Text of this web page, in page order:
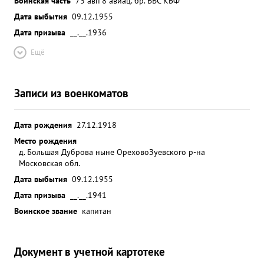
взрывами. 18.04.43г. при бомбоударе по
транспортам в порту Таллин прямым попаданием
бомб подожжен транспорт, который горел в
пределах видимости. 5.06.43г. у станции В. Вруда
где возник сильный пожар. 7.10.43г. выполняя
дальний крейсерский полет в Балтийское море
тов. БАЖАНОВ торпедировал и потопил транспорт
торпедирован и потоплен еще один вражеский
транспорт водоизмещением в 4000 тонн. ...»
Дата выбытия 09.12.1955
Дата призыва
__.__.1936
Ещё
Записи из военкоматов
Дата рождения 27.12.1918
Место рождения
д. Большая Дуброва ныне ОреховоЗуевского р-на
Московская обл.
Дата выбытия 09.12.1955
Дата призыва
__.__.1941
Воинское звание капитан
Документ в учетной картотеке